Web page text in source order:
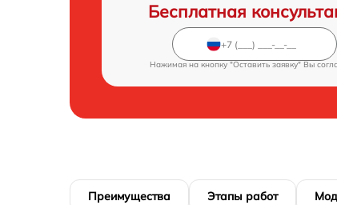
Бесплатная
Нажимая на кнопку "Оставить заявку" Вы
Преимущества Этапы работ